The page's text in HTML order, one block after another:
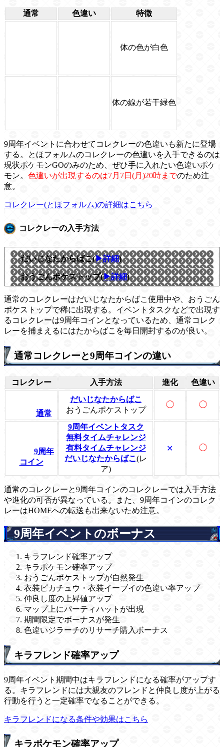
通常 色違い 特徴
体の色が白色
体の線が若干緑色
9周年イベントに合わせてコレクレーの色違いも新たに登場
する。とほフォルムのコレクレーの色違いを入手できるのは
現状ポケモンGOのみのため、ぜひ手に入れたい色違いポケ
モン。 色違いが出現するのは7月7日(月)20時までのため注
意。
コレクレー(とほフォルム)の詳細はこちら
コレクレーの入手方法
だいじなたからばこ(▶詳細)
おうごんポケストップ(▶詳細)
通常のコレクレーはだいじなたからばこ使用中や、おうごん
ポケストップで稀に出現する。イベントタスクなどで出現す
るコレクレーは9周年コインとなっているため、通常コレク
レーを捕まえるにはたからばこを毎日開封するのが良い。
通常コレクレーと9周年コインの違い
コレクレー 入手方法 進化 色違い
通常
だいじなたからばこ
おうごんポケストップ
◯ ◯
9周年
コイン
9周年イベントタスク
無料タイムチャレンジ
有料タイムチャレンジ
だいじなたからばこ (レ
ア)
✕ ◯
通常のコレクレーと9周年コインのコレクレーでは入手方法
や進化の可否が異なっている。また、9周年コインのコレク
レーはHOMEへの転送も出来ないため注意。
9周年イベントのボーナス
キラフレンド確率アップ
キラポケモン確率アップ
おうごんポケストップが自然発生
衣装ピカチュウ・衣装イーブイの色違い率アップ
仲良し度の上昇値アップ
マップ上にパーティハットが出現
期間限定でボーナスが発生
色違いジラーチのリサーチ購入ボーナス
キラフレンド確率アップ
9周年イベント期間中はキラフレンドになる確率がアップす
る。キラフレンドには大親友のフレンドと仲良し度が上がる
行動を行うと一定確率でなることができる。
キラフレンドになる条件や効果はこちら
キラポケモン確率アップ